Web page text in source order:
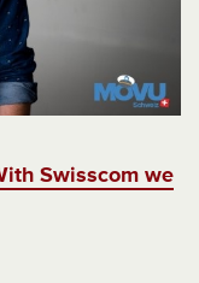
Swisscom we